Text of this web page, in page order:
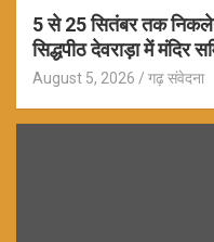
5 से 25 सितंबर तक
सिद्धपीठ देवराड़ा में मंदिर
August 5, 2026 गढ़ संवेदना